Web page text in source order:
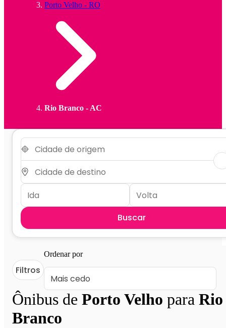
Porto Velho - RO
Rio Branco - AC
Buscar
Ônibus de Porto Velho para Rio
Branco
Filtros
Ordenar por